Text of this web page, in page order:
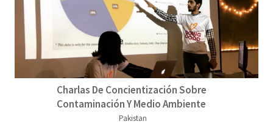
Charlas De Concientización Sobre
Contaminación Y Medio Ambiente
Pakistan